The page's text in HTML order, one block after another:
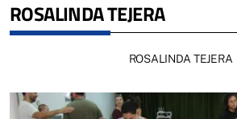
ROSALINDA TEJERA
ROSALINDA TEJERA